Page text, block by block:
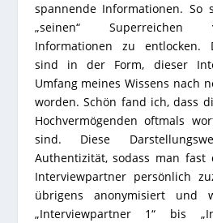
spannende Informationen. So
„seinen“ Superreichen
Informationen zu entlocken.
sind in der Form, dieser
Umfang meines Wissens nach
worden. Schön fand ich, dass
Hochvermögenden oftmals
sind. Diese
Authentizität, sodass man fast
Interviewpartner persönlich
übrigens anonymisiert und
„Interviewpartner 1“ bis